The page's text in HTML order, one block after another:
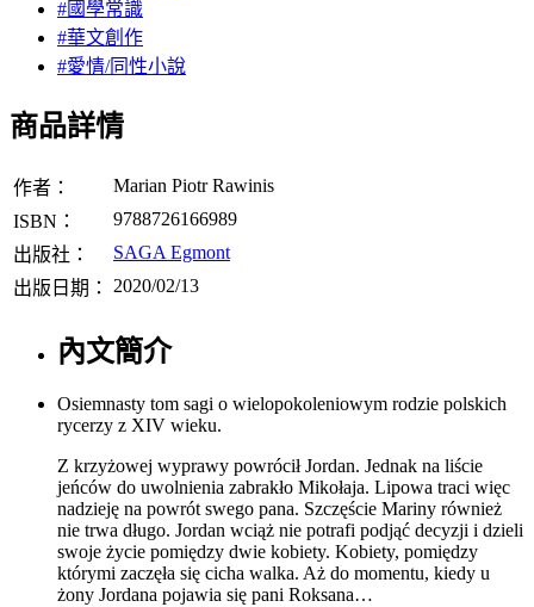
#國學常識
#華文創作
#愛情/同性小說
商品詳情
作者：
Marian Piotr Rawinis
ISBN：
9788726166989
出版社：
SAGA Egmont
出版日期：
2020/02/13
內文簡介
Osiemnasty tom sagi o wielopokoleniowym rodzie polskich
rycerzy z XIV wieku.
Z krzyżowej wyprawy powrócił Jordan. Jednak na liście
jeńców do uwolnienia zabrakło Mikołaja. Lipowa traci więc
nadzieję na powrót swego pana. Szczęście Mariny również
nie trwa długo. Jordan wciąż nie potrafi podjąć decyzji i dzieli
swoje życie pomiędzy dwie kobiety. Kobiety, pomiędzy
którymi zaczęła się cicha walka. Aż do momentu, kiedy u
żony Jordana pojawia się pani Roksana…